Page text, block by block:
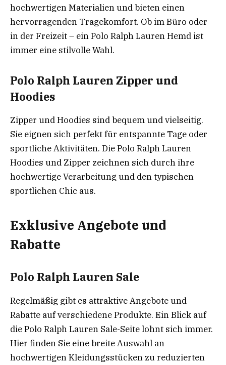
hochwertigen Materialien und bieten einen
hervorragenden Tragekomfort. Ob im Büro oder
in der Freizeit – ein Polo Ralph Lauren Hemd ist
immer eine stilvolle Wahl.
Polo Ralph Lauren Zipper und
Hoodies
Zipper und Hoodies sind bequem und vielseitig.
Sie eignen sich perfekt für entspannte Tage oder
sportliche Aktivitäten. Die Polo Ralph Lauren
Hoodies und Zipper zeichnen sich durch ihre
hochwertige Verarbeitung und den typischen
sportlichen Chic aus.
Exklusive Angebote und
Rabatte
Polo Ralph Lauren Sale
Regelmäßig gibt es attraktive Angebote und
Rabatte auf verschiedene Produkte. Ein Blick auf
die Polo Ralph Lauren Sale-Seite lohnt sich immer.
Hier finden Sie eine breite Auswahl an
hochwertigen Kleidungsstücken zu reduzierten